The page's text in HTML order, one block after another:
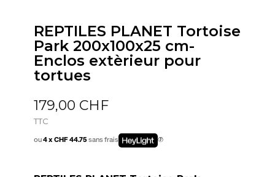
REPTILES PLANET Tortoise
Park 200x100x25 cm-
Enclos extèrieur pour
tortues
179,00 CHF
TTC
ou4 x CHF 44.75sans frais